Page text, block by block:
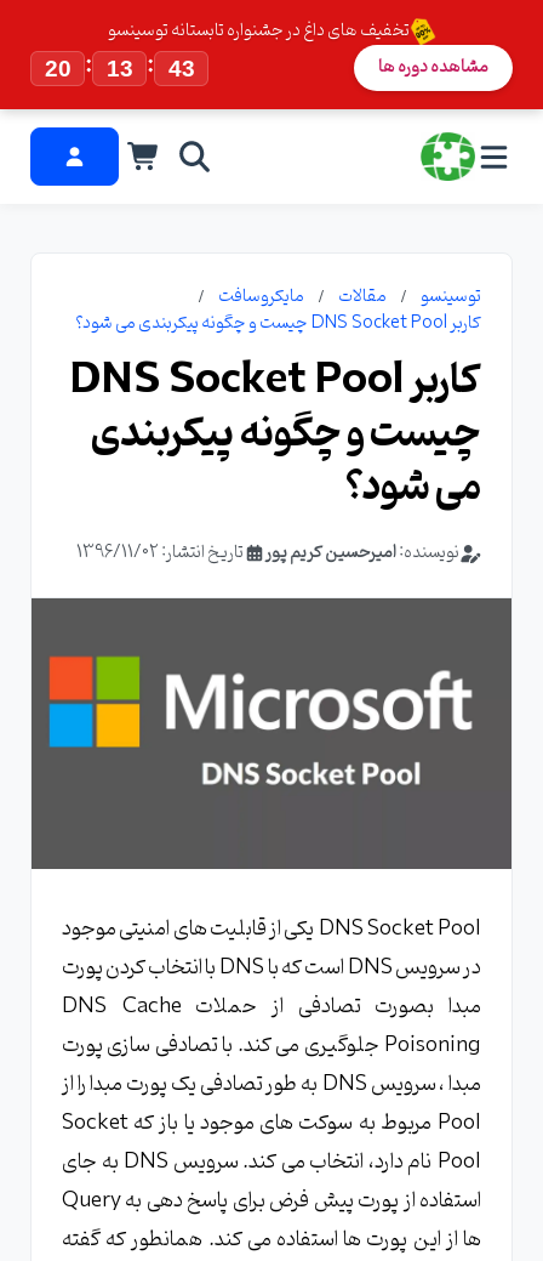
تخفیف های داغ در جشنواره تابستانه توسینسو
20
: 13 : 43 مشاهده دوره ها
توسینسو مقالات
مایکروسافت
کاربر DNS Socket Pool چیست و چگونه پیکربندی می شود؟
کاربر DNS Socket Pool
چیست و چگونه پیکربندی
می شود؟
نویسنده:امیرحسین کریم پور تاریخ انتشار: 1396/11/02
DNS Socket Pool یکی از قابلیت های امنیتی موجود
در سرویس DNS است که با DNS با انتخاب کردن پورت
مبدا بصورت تصادفی از حملات DNS Cache
Poisoning جلوگیری می کند. با تصادفی سازی پورت
مبدا ، سرویس DNS به طور تصادفی یک پورت مبدا را از
Pool مربوط به سوکت های موجود یا باز که Socket
Pool نام دارد، انتخاب می کند. سرویس DNS به جای
استفاده از پورت پیش فرض برای پاسخ دهی به Query
ها از این پورت ها استفاده می کند. همانطور که گفته